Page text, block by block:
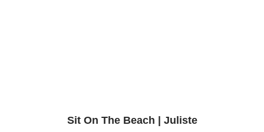
Sit On The Beach | Juliste